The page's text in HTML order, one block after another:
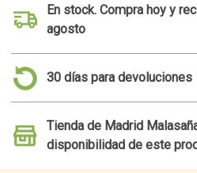
En stock. Compra hoy y
agosto
30 días para devoluciones
Tienda de Madrid
disponibilidad de este